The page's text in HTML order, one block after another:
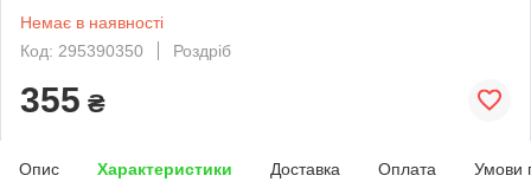
Немає в наявності
Код: 295390350
Роздріб
355 ₴
Опис Характеристики Доставка Оплата Умови